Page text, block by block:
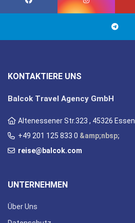
KONTAKTIERE UNS
Balcok Travel Agency GmbH
Altenessener Str.323 , 45326 Essen
+49 201 125 833 0 &amp;nbsp;
reise@balcok.com
UNTERNEHMEN
Über Uns